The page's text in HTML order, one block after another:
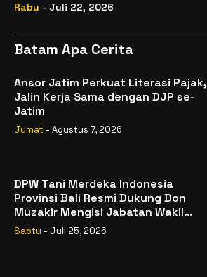
Rabu - Juli 22, 2026
Batam Apa Cerita
Ansor Jatim Perkuat Literasi Pajak,
Jalin Kerja Sama dengan DJP se-
Jatim
Jumat - Agustus 7, 2026
DPW Tani Merdeka Indonesia
Provinsi Bali Resmi Dukung Don
Muzakir Mengisi Jabatan Wakil
Menteri Pertanian RI
Sabtu - Juli 25, 2026